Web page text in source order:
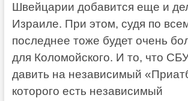
Швейцарии добавится еще и
Израиле. При этом, судя по
последнее тоже будет очень
для Коломойского. И то, что
давить на независимый
которого есть независимый